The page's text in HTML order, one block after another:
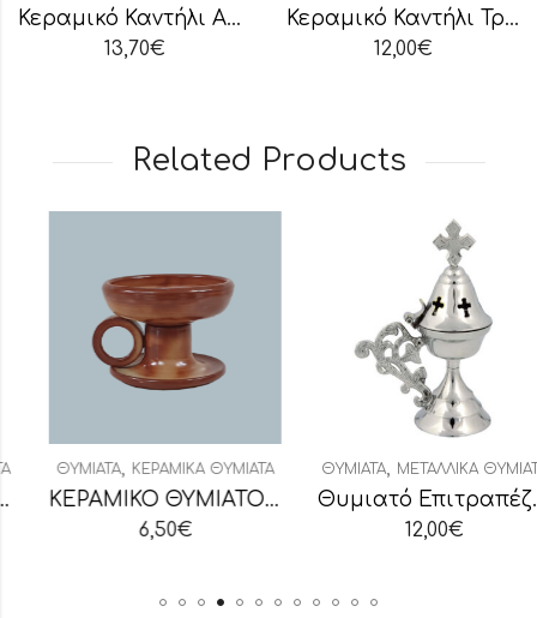
Κεραμικό Καντήλι Αγγέλων Υαλομένο Δίχρωμο
13,70€
Κεραμικό Καντήλι Τρούλος Υαλομένο Δίχρωμο
12,00€
Related Products
ΘΥΜΙΑΤΆ,ΚΕΡΑΜΙΚΆ ΘΥΜΙΑΤΆ
ΚΕΡΑΜΙΚΟ ΘΥΜΙΑΤΟ ΥΑΛΟΜΕΝΟ ΚΑΦΕ
6,50€
ΘΥΜΙΑΤΆ,ΜΕΤΑΛΛΙΚΆ ΘΥΜΙΑΤΆ
Θυμιατό Επιτραπέζιο Επινικελωμένο Λείο
12,00€